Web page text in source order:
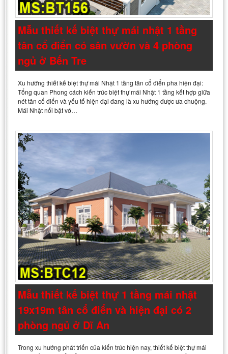
Mẫu thiết kế biệt thự mái nhật 1 tầng
tân cổ điển có sân vườn và 4 phòng
ngủ ở Bến Tre
Xu hướng thiết kế biệt thự mái Nhật 1 tầng tân cổ điển pha hiện đại:
Tổng quan Phong cách kiến trúc biệt thự mái Nhật 1 tầng kết hợp giữa
nét tân cổ điển và yếu tố hiện đại đang là xu hướng được ưa chuộng.
Mái Nhật nổi bật vớ…
Mẫu thiết kế biệt thự 1 tầng mái nhật
19x19m tân cổ điển và hiện đại có 2
phòng ngủ ở Dĩ An
Trong xu hướng phát triển của kiến trúc hiện nay, thiết kế biệt thự mái